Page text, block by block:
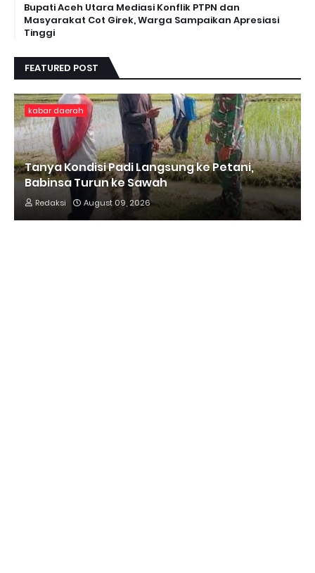
Bupati Aceh Utara Mediasi Konflik PTPN dan
Masyarakat Cot Girek, Warga Sampaikan Apresiasi
Tinggi
FEATURED POST
kabar daerah
Tanya Kondisi Padi Langsung ke Petani,
Babinsa Turun ke Sawah
Redaksi August 09, 2026